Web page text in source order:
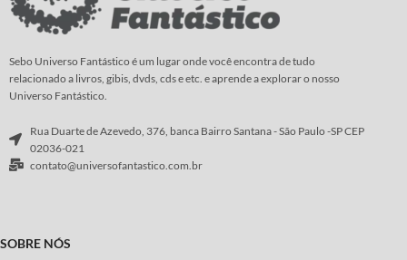
Sebo Universo Fantástico é um lugar onde você encontra de tudo
relacionado a livros, gibis, dvds, cds e etc. e aprende a explorar o nosso
Universo Fantástico.
Rua Duarte de Azevedo, 376, banca Bairro Santana - São Paulo -SP CEP
02036-021
contato@universofantastico.com.br
SOBRE NÓS